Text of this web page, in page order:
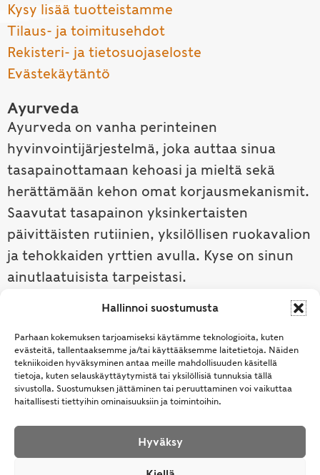
Hallinnoi suostumusta
Parhaan kokemuksen tarjoamiseksi käytämme teknologioita, kuten
evästeitä, tallentaaksemme ja/tai käyttääksemme laitetietoja. Näiden
tekniikoiden hyväksyminen antaa meille mahdollisuuden käsitellä
tietoja, kuten selauskäyttäytymistä tai yksilöllisiä tunnuksia tällä
sivustolla. Suostumuksen jättäminen tai peruuttaminen voi vaikuttaa
haitallisesti tiettyihin ominaisuuksiin ja toimintoihin.
Hyväksy
Kysy lisää tuotteistamme
Tilaus- ja toimitusehdot
Rekisteri- ja tietosuojaseloste
Evästekäytäntö
Ayurveda
Ayurveda on vanha perinteinen
hyvinvointijärjestelmä, joka auttaa sinua
tasapainottamaan kehoasi ja mieltä sekä
herättämään kehon omat korjausmekanismit.
Saavutat tasapainon yksinkertaisten
päivittäisten rutiinien, yksilöllisen ruokavalion
ja tehokkaiden yrttien avulla. Kyse on sinun
ainutlaatuisista tarpeistasi.
Tutustu ayurvedaan →
© Samhita | Ayurveda -tuotteita suomalaisille jo